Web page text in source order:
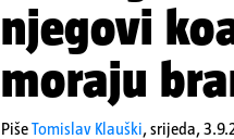
njegovi
moraju
PišeTomislav Klauški,srijeda,